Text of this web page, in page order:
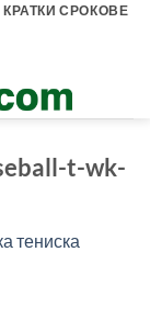
СРОКОВЕ
t-wk-
тениска